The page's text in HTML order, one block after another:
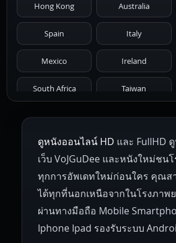
1971 1970 1969
1966 1965 1964
1959
1945 1942 1941
1938 1937 1930
Hong Kong Australia
Spain Italy
Mexico Ireland
South Africa Taiwan
Netherlands Russia
Hungary Denmark
Czech Republic Brazil
ดูหนังออนไลน์ HD และ FullHD
เว็บ VoJGuDee และหนังใหม่ชน
ทุกการอัพเดทใหม่ก่อนใคร คุณส
ได้ทุกที่นอกเหนือจากในโรงภาพ
ผ่านทางมือถือ Mobile
Iphone Ipad รองรับระบบ